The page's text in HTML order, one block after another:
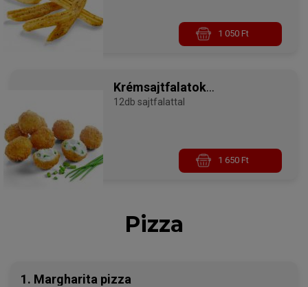
1 050 Ft
Krémsajtfalatok
metélőhagymával
12db sajtfalattal
1 650 Ft
Pizza
1. Margharita pizza